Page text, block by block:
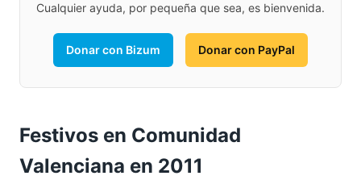
Cualquier ayuda, por pequeña que sea, es bienvenida.
Donar con Bizum Donar con PayPal
Festivos en Comunidad
Valenciana en 2011